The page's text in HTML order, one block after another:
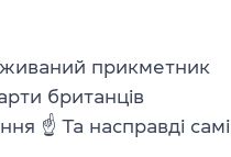
прикметник
британців
☝ Та насправді самі